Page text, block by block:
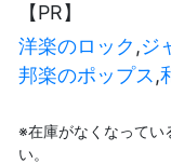
【PR】
洋楽のロック ,ジ
邦楽のポップス ,
※在庫がなくなってい
い。